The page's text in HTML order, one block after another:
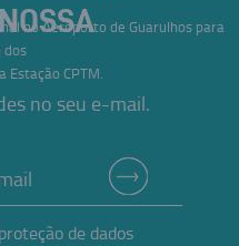
no Aeroporto de Guarulhos para
dos
Estação CPTM.
no seu e-mail.
de dados